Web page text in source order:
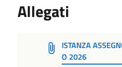
Allegati
ISTANZA
O 2026